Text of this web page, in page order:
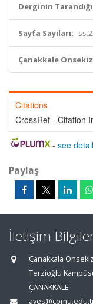
Derginin
Sayfa Sayıları:
Çanakkale
Citations
CrossRef - Citation
- see
Paylaş
İletişim
Çanakkala
Terzioğlu
ÇANAKKALE